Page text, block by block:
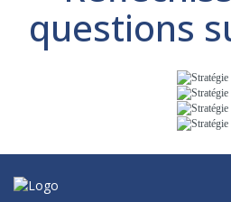
questions